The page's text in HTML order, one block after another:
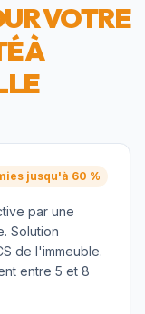
VOTRE
À
jusqu'à 60 %
par une
Solution
de l'immeuble.
entre 5 et 8